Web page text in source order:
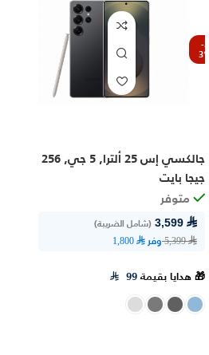
-3
جالكسي إس 25 ألترا, 5 جي, 256
جيجا بايت
متوفر
⃁ 3,599 (شامل الضريبة)
⃁ 5,399 وفر ⃁ 1,800
🎁 هدايا بقيمة ⃁ 99